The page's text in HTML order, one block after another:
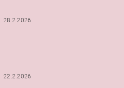
28.2.2026
22.2.2026